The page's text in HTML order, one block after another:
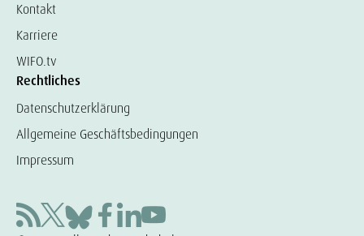
Kontakt
Karriere
WIFO.tv
Rechtliches
Datenschutzerklärung
Allgemeine Geschäftsbedingungen
Impressum